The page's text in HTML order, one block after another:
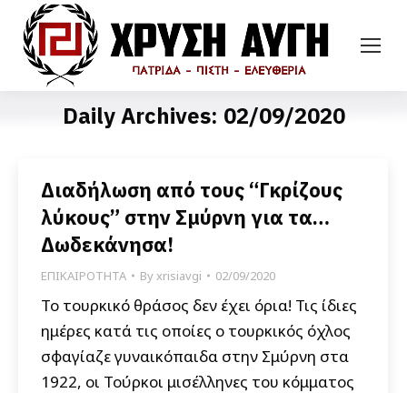
Daily Archives: 02/09/2020
Διαδήλωση από τους “Γκρίζους
λύκους” στην Σμύρνη για τα…
Δωδεκάνησα!
ΕΠΙΚΑΙΡΟΤΗΤΑ Byxrisiavgi 02/09/2020
Το τουρκικό θράσος δεν έχει όρια! Τις ίδιες
ημέρες κατά τις οποίες ο τουρκικός όχλος
σφαγίαζε γυναικόπαιδα στην Σμύρνη στα
1922, οι Τούρκοι μισέλληνες του κόμματος